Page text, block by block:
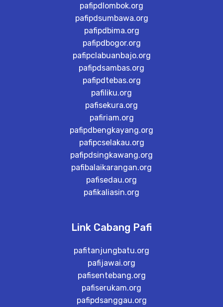
pafipdlombok.org
pafipdsumbawa.org
pafipdbima.org
pafipdbogor.org
pafipclabuanbajo.org
pafipdsambas.org
pafipdtebas.org
pafiliku.org
pafisekura.org
pafiriam.org
pafipdbengkayang.org
pafipcselakau.org
pafipdsingkawang.org
pafibalaikarangan.org
pafisedau.org
pafikaliasin.org
Link Cabang Pafi
pafitanjungbatu.org
pafijawai.org
pafisentebang.org
pafiserukam.org
pafipdsanggau.org